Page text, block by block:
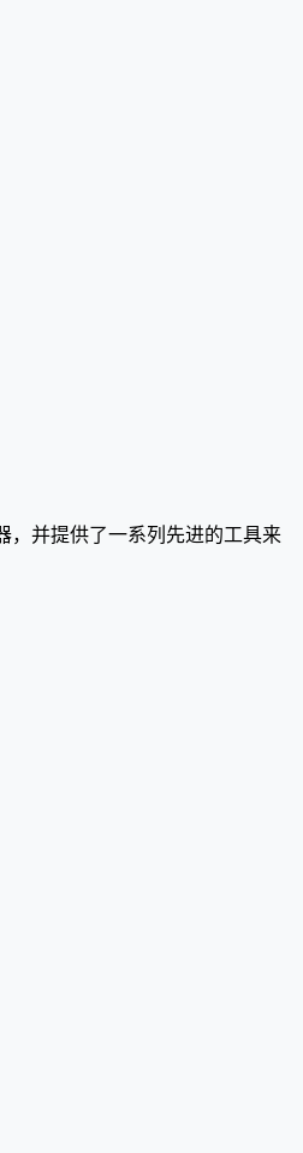
，并提供了一系列先进的工具来